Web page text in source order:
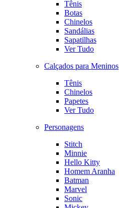
Tênis
Botas
Chinelos
Sandálias
Sapatilhas
Ver Tudo
Calçados para Meninos
Tênis
Chinelos
Papetes
Ver Tudo
Personagens
Stitch
Minnie
Hello Kitty
Homem Aranha
Batman
Marvel
Sonic